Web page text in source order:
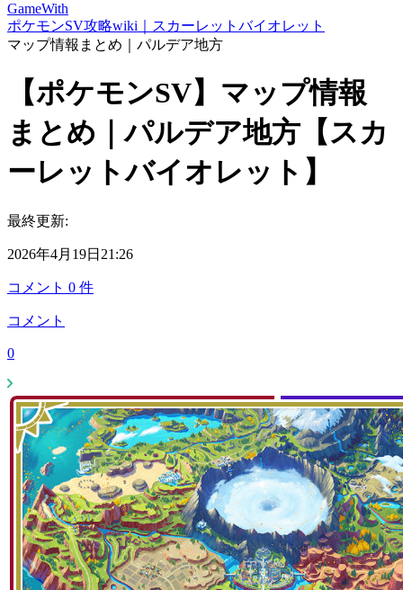
GameWith
ポケモンSV攻略wiki｜スカーレットバイオレット
マップ情報まとめ｜パルデア地方
【ポケモンSV】マップ情報
まとめ｜パルデア地方【スカ
ーレットバイオレット】
最終更新:
2026年4月19日21:26
コメント 0 件
コメント
0